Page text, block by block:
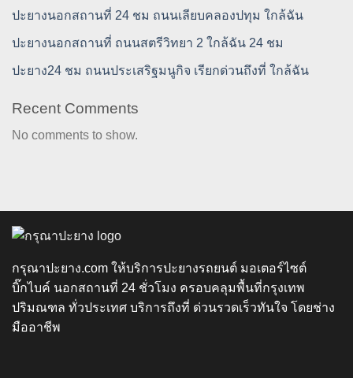
ปะยางนอกสถานที่ 24 ชม ถนนเลียบคลองปทุม ใกล้ฉัน
ปะยางนอกสถานที่ ถนนสตรีวิทยา 2 ใกล้ฉัน 24 ชม
ปะยาง24 ชม ถนนประเสริฐมนูกิจ เรียกด่วนถึงที่ ใกล้ฉัน
Recent Comments
No comments to show.
กรุณาปะยาง.com ให้บริการปะยางรถยนต์ มอเตอร์ไซต์
บิ๊กไบค์ นอกสถานที่ 24 ชั่วโมง ครอบคลุมพื้นที่กรุงเทพ
ปริมณฑล ทั่วประเทศ บริการถึงที่ ด่วนรวดเร็วทันใจ โดยช่าง
มืออาชีพ